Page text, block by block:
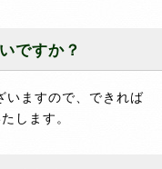
ですか？
いますので、できれば
します。